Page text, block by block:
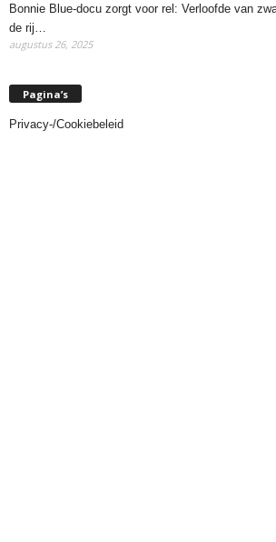
Bonnie Blue-docu zorgt voor rel: Verloofde van
de rij…
augustus 26, 2025
Pagina’s
Privacy-/Cookiebeleid